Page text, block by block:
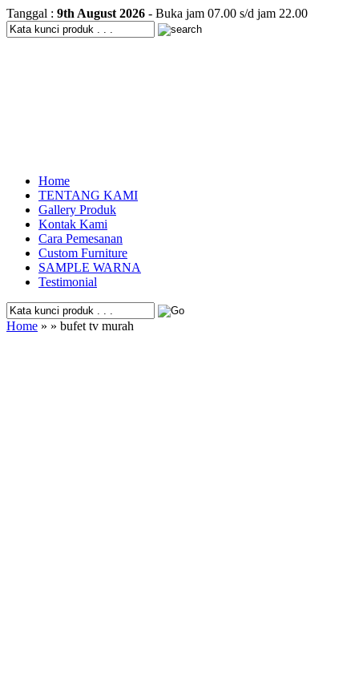
Tanggal : 9th August 2026 - Buka jam 07.00 s/d jam 22.00
Home
TENTANG KAMI
Gallery Produk
Kontak Kami
Cara Pemesanan
Custom Furniture
SAMPLE WARNA
Testimonial
Home » » bufet tv murah